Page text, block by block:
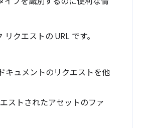
クエストの URL です。
キュメントのリクエストを他
ストされたアセットのファ